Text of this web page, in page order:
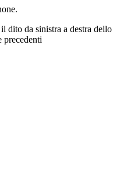
dito da sinistra a destra dello
precedenti